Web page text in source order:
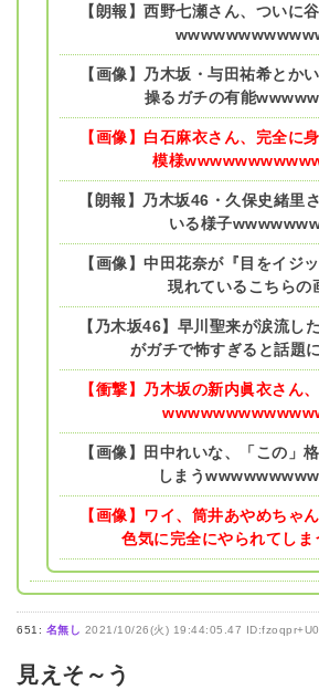
【朗報】西野七瀬さん、ついに
【画像】乃木坂・与田祐希とか
操るガチの有能
【画像】白石麻衣さん、完全に
模様
【朗報】乃木坂46・久保史緒里
いる様子
【画像】中田花奈が『目をイジ
現れているこちら
【乃木坂46】早川聖来が涙流し
がガチで怖すぎると話題
【衝撃】乃木坂の新内眞衣さん
【画像】田中れいな、「この」
しまう
【画像】ワイ、筒井あやめちゃ
色気に完全にやられてし
651: 名無し 2021/10/26(火) 19:44:05.47 ID:fzoqpr+U0
見えそ～う